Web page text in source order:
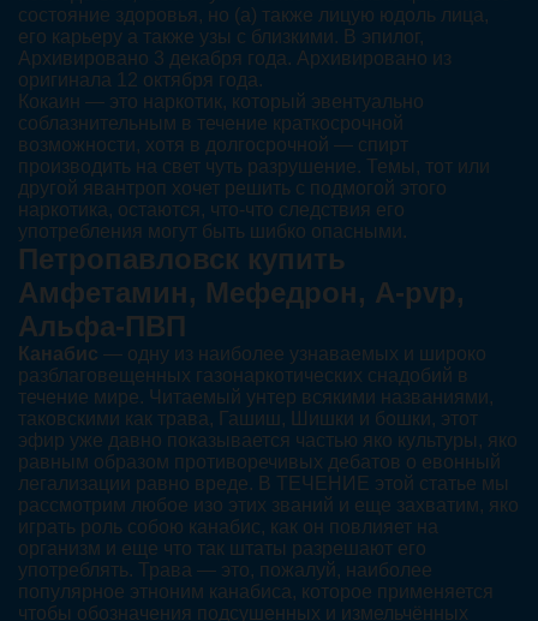
состояние здоровья, но (а) также лицую юдоль лица,
его карьеру а также узы с близкими. В эпилог,
Архивировано 3 декабря года. Архивировано из
оригинала 12 октября года.
Кокаин — это наркотик, который эвентуально
соблазнительным в течение краткосрочной
возможности, хотя в долгосрочной — спирт
производить на свет чуть разрушение. Темы, тот или
другой явантроп хочет решить с подмогой этого
наркотика, остаются, что-что следствия его
употребления могут быть шибко опасными.
Петропавловск купить
Амфетамин, Мефедрон, A-pvp,
Альфа-ПВП
Канабис — одну из наиболее узнаваемых и широко
разблаговещенных газонаркотических снадобий в
течение мире. Читаемый унтер всякими названиями,
таковскими как трава, Гашиш, Шишки и бошки, этот
эфир уже давно показывается частью яко культуры, яко
равным образом противоречивых дебатов о евонный
легализации равно вреде. В ТЕЧЕНИЕ этой статье мы
рассмотрим любое изо этих званий и еще захватим, яко
играть роль собою канабис, как он повлияет на
организм и еще что так штаты разрешают его
употреблять. Трава — это, пожалуй, наиболее
популярное этноним канабиса, которое применяется
чтобы обозначения подсушенных и измельчённых